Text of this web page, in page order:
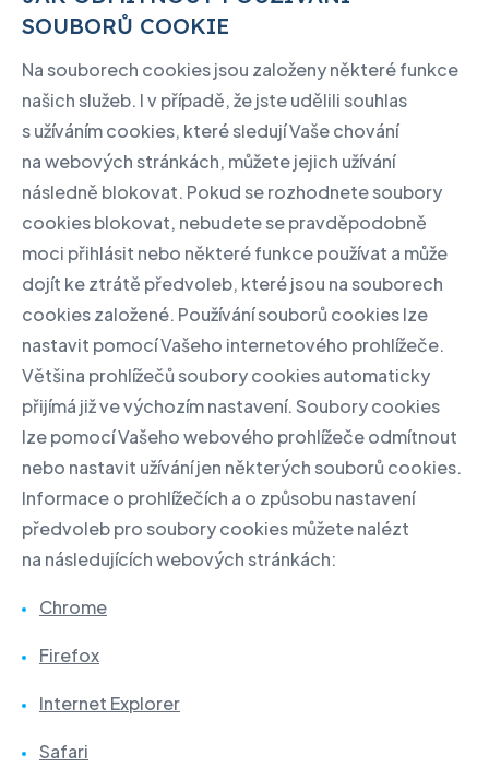
SOUBORŮ COOKIE
Na souborech cookies jsou založeny některé funkce
našich služeb. I v případě, že jste udělili souhlas
s užíváním cookies, které sledují Vaše chování
na webových stránkách, můžete jejich užívání
následně blokovat. Pokud se rozhodnete soubory
cookies blokovat, nebudete se pravděpodobně
moci přihlásit nebo některé funkce používat a může
dojít ke ztrátě předvoleb, které jsou na souborech
cookies založené. Používání souborů cookies lze
nastavit pomocí Vašeho internetového prohlížeče.
Většina prohlížečů soubory cookies automaticky
přijímá již ve výchozím nastavení. Soubory cookies
lze pomocí Vašeho webového prohlížeče odmítnout
nebo nastavit užívání jen některých souborů cookies.
Informace o prohlížečích a o způsobu nastavení
předvoleb pro soubory cookies můžete nalézt
na následujících webových stránkách:
Chrome
Firefox
Internet Explorer
Safari